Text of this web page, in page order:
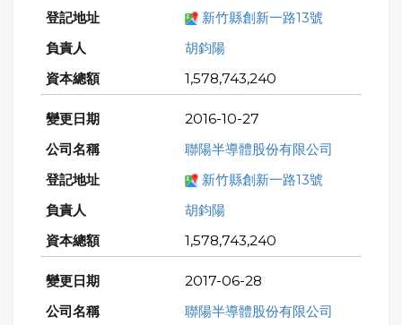
新竹縣創新一路13號
胡鈞陽
1,578,743,240
2016-10-27
聯陽半導體股份有限公司
新竹縣創新一路13號
胡鈞陽
1,578,743,240
2017-06-28
聯陽半導體股份有限公司